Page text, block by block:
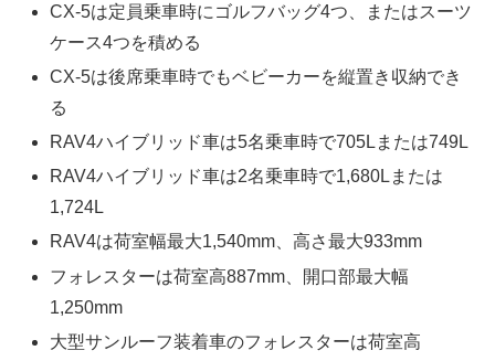
CX-5は定員乗車時にゴルフバッグ4つ、またはスーツ
ケース4つを積める
CX-5は後席乗車時でもベビーカーを縦置き収納でき
る
RAV4ハイブリッド車は5名乗車時で705Lまたは749L
RAV4ハイブリッド車は2名乗車時で1,680Lまたは
1,724L
RAV4は荷室幅最大1,540mm、高さ最大933mm
フォレスターは荷室高887mm、開口部最大幅
1,250mm
大型サンルーフ装着車のフォレスターは荷室高